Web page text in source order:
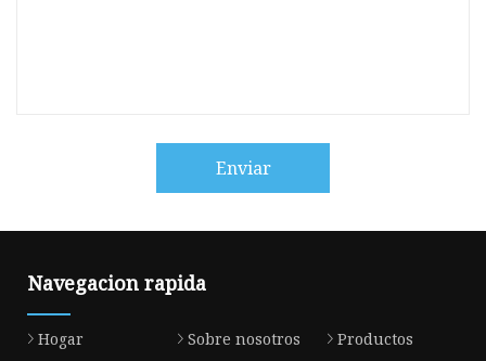
Enviar
Navegacion rapida
Hogar Sobre nosotros
Productos